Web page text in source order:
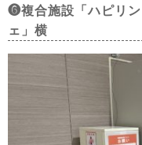
❻複合施設「ハピリ
ェ」横